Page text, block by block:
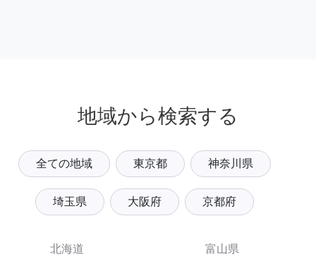
地域から検索する
全ての地域 東京都 神奈川県
埼玉県 大阪府 京都府
北海道
富山県